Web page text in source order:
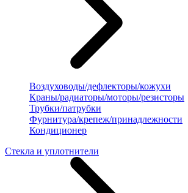
Воздуховоды/дефлекторы/кожухи
Краны/радиаторы/моторы/резисторы
Трубки/патрубки
Фурнитура/крепеж/принадлежности
Кондиционер
Стекла и уплотнители